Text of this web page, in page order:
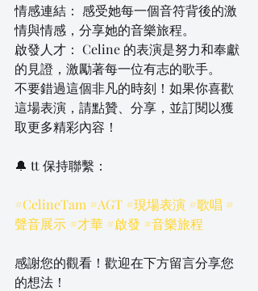
情感連結： 感受她每一個音符背後的激
情與情感，分享她的音樂旅程。
啟發人才： Celine 的表演是努力和奉獻
的見證，激勵著每一位有志的歌手。
不要錯過這個非凡的時刻！如果你喜歡
這場表演，請點贊、分享，並訂閱以獲
取更多精彩內容！
🔔 tt 保持聯繫：
#CelineTam #AGT #現場表演 #歌唱 #
聲音展示 #才華 #啟發 #音樂旅程
感謝您的觀看！歡迎在下方留言分享您
的想法！